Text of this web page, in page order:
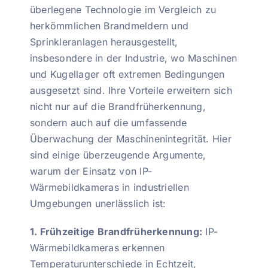
überlegene Technologie im Vergleich zu
herkömmlichen Brandmeldern und
Sprinkleranlagen herausgestellt,
insbesondere in der Industrie, wo Maschinen
und Kugellager oft extremen Bedingungen
ausgesetzt sind. Ihre Vorteile erweitern sich
nicht nur auf die Brandfrüherkennung,
sondern auch auf die umfassende
Überwachung der Maschinenintegrität. Hier
sind einige überzeugende Argumente,
warum der Einsatz von IP-
Wärmebildkameras in industriellen
Umgebungen unerlässlich ist:
1. Frühzeitige Brandfrüherkennung: IP-
Wärmebildkameras erkennen
Temperaturunterschiede in Echtzeit,